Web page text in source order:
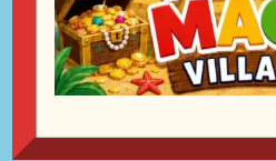
Lunes y festivos:Cerrado
Martes:17:00a20:30 h.
Miércoles:17:00a20:30 h.